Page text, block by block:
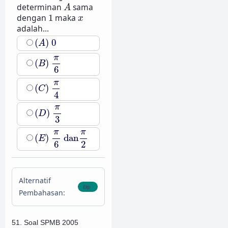
determinan A
Asama
dengan 1
1maka x
x
adalah...
(A) 0
(A)0
(B)
π
6
(B)π6
(C)
π
4
(C)π4
(D)
π
3
(D)π3
(E)
π
6
dan
π
2
(E)π6danπ2
Alternatif
Pembahasan:
51. Soal SPMB 2005